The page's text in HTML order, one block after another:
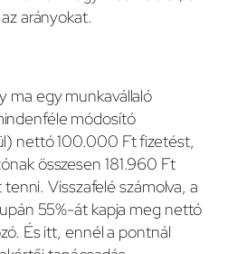
arányokat.
ma egy munkavállaló
módosító
nettó 100.000 Ft fizetést,
összesen 181.960 Ft
Visszafelé számolva, a
55%-át kapja meg nettó
És itt, ennél a pontnál